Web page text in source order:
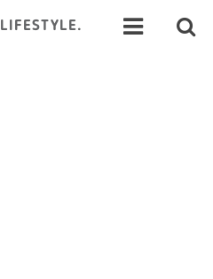
LIFESTYLE.